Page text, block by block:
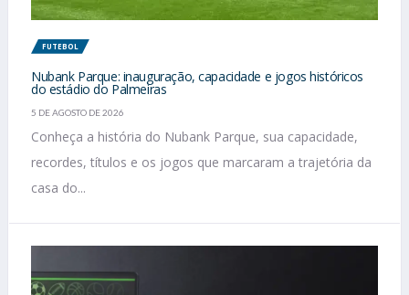
FUTEBOL
Nubank Parque: inauguração, capacidade e jogos históricos
do estádio do Palmeiras
5 DE AGOSTO DE 2026
Conheça a história do Nubank Parque, sua capacidade,
recordes, títulos e os jogos que marcaram a trajetória da
casa do...